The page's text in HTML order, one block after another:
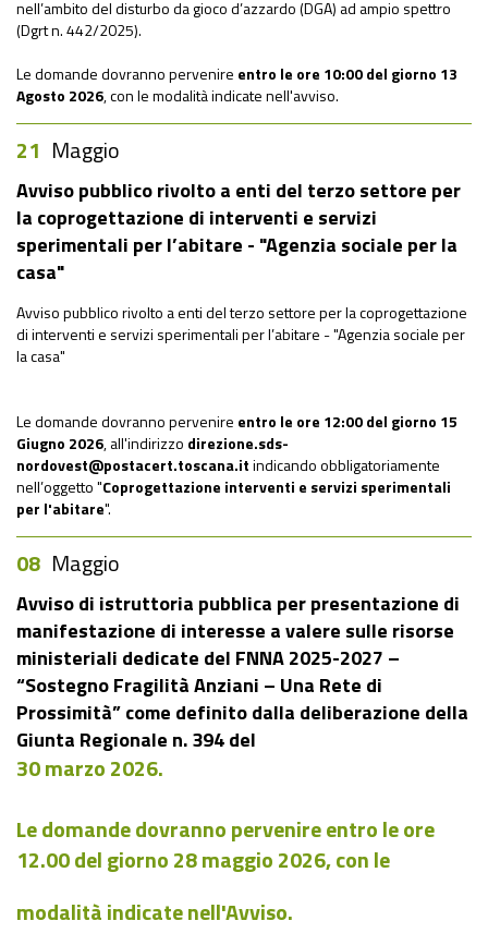
nell’ambito del disturbo da gioco d’azzardo (DGA) ad ampio spettro
(Dgrt n. 442/2025).
Le domande dovranno pervenire entro le ore 10:00 del giorno 13
Agosto 2026, con le modalità indicate nell'avviso.
21 Maggio
Avviso pubblico rivolto a enti del terzo settore per
la coprogettazione di interventi e servizi
sperimentali per l’abitare - "Agenzia sociale per la
casa"
Avviso pubblico rivolto a enti del terzo settore per la coprogettazione
di interventi e servizi sperimentali per l’abitare - "Agenzia sociale per
la casa"
Le domande dovranno pervenire entro le ore 12:00 del giorno 15
Giugno 2026, all'indirizzo direzione.sds-
nordovest@postacert.toscana.itindicando obbligatoriamente
nell’oggetto "Coprogettazione interventi e servizi sperimentali
per l'abitare".
08 Maggio
Avviso di istruttoria pubblica per presentazione di
manifestazione di interesse a valere sulle risorse
ministeriali dedicate del FNNA 2025-2027 –
“Sostegno Fragilità Anziani – Una Rete di
Prossimità” come definito dalla deliberazione della
Giunta Regionale n. 394 del
30 marzo 2026.
Le domande dovranno pervenireentro le ore
12.00 del giorno28 maggio 2026, con le
modalità indicate nell'Avviso.